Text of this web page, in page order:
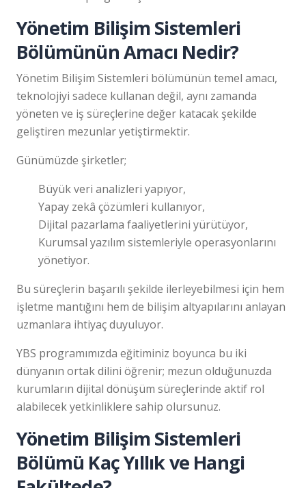
Yönetim Bilişim Sistemleri
Bölümünün Amacı Nedir?
Yönetim Bilişim Sistemleri bölümünün temel amacı,
teknolojiyi sadece kullanan değil, aynı zamanda
yöneten ve iş süreçlerine değer katacak şekilde
geliştiren mezunlar yetiştirmektir.
Günümüzde şirketler;
Büyük veri analizleri yapıyor,
Yapay zekâ çözümleri kullanıyor,
Dijital pazarlama faaliyetlerini yürütüyor,
Kurumsal yazılım sistemleriyle operasyonlarını
yönetiyor.
Bu süreçlerin başarılı şekilde ilerleyebilmesi için hem
işletme mantığını hem de bilişim altyapılarını anlayan
uzmanlara ihtiyaç duyuluyor.
YBS programımızda eğitiminiz boyunca bu iki
dünyanın ortak dilini öğrenir; mezun olduğunuzda
kurumların dijital dönüşüm süreçlerinde aktif rol
alabilecek yetkinliklere sahip olursunuz.
Yönetim Bilişim Sistemleri
Bölümü Kaç Yıllık ve Hangi